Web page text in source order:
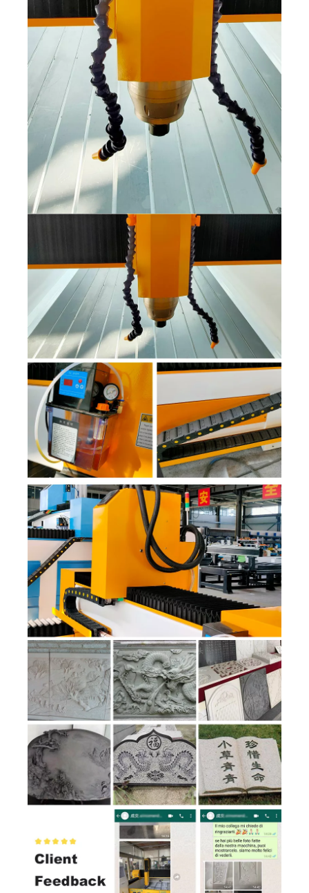
Bilgisayar Otomatik Taş Oyma Makinesi
Özellikleri:
1. Karıştırılmış çelik kaynaklı torna yatak, yüksek sıcaklık
altında işlenen stabilize edici, minimum bozulma,
mükemmel sertlik ve kuvvetli mukavemet sağlar.
2..High Hassas Top Vidası İletimi, yüksek doğruluk, hızlı
hız ve güçlü güç sağlar.
3.Portlu kare doğrusal kılavuz ray yüksek doğruluk,
maksimum iş yükü ve uzun servis süresi sağlar.
4. iyi seçilmiş marka parçaları ile en iyi mekanik ve elektrik
tasarımı arıza oranını en aza indirir.
5. Su deposu ve otomatik soğutma su temini sistemi ile
yapılandırılmıştır.
6. Aşırı toza dayanıklı ve suya dayanıklı tasarım,
makinenin tüm hareketli kısımlarını korur.